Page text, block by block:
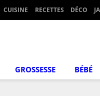
CUISINE RECETTES DÉCO
GROSSESSE BÉBÉ